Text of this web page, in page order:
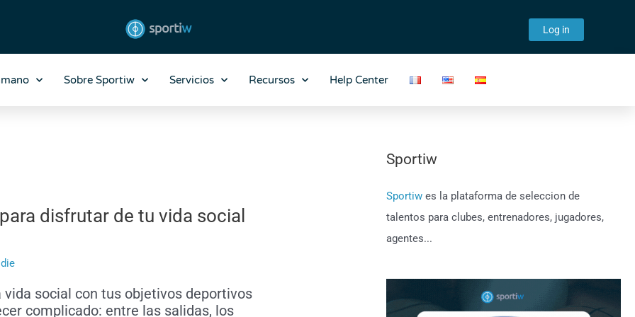
Log in
Sobre Sportiw Servicios Recursos Help Center
disfrutar de tu vida social
vida social con tus objetivos deportivos
complicado: entre las salidas, los
Sportiw
Sportiw es la plataforma de seleccion de
talentos para clubes, entrenadores, jugadores,
agentes...